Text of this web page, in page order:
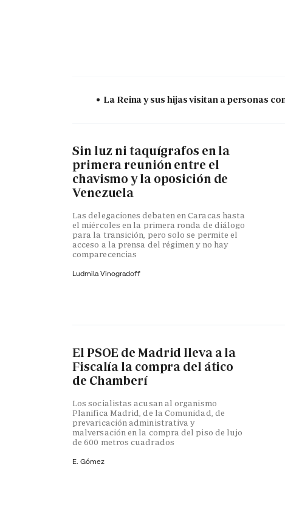
La Reina y sus hijas visitan a personas
Sin luz ni taquígrafos en la
primera reunión entre el
chavismo y la oposición de
Venezuela
Las delegaciones debaten en Caracas hasta
el miércoles en la primera ronda de diálogo
para la transición, pero solo se permite el
acceso a la prensa del régimen y no hay
comparecencias
Ludmila Vinogradoff
El PSOE de Madrid lleva a la
Fiscalía la compra del ático
de Chamberí
Los socialistas acusan al organismo
Planifica Madrid, de la Comunidad, de
prevaricación administrativa y
malversación en la compra del piso de lujo
de 600 metros cuadrados
E. Gómez